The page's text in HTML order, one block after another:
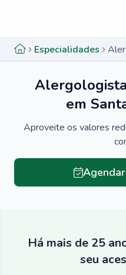
Especialidades
em
Aproveite os valores
Há mais de 25
seu